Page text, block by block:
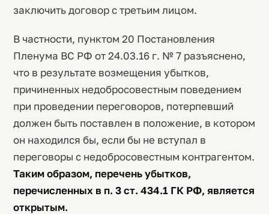
заключить договор с третьим лицом.
В частности, пунктом 20 Постановления
Пленума ВС РФ от 24.03.16 г. № 7 разъяснено,
что в результате возмещения убытков,
причиненных недобросовестным поведением
при проведении переговоров, потерпевший
должен быть поставлен в положение, в котором
он находился бы, если бы не вступал в
переговоры с недобросовестным контрагентом.
Таким образом, перечень убытков,
перечисленных в п. 3 ст. 434.1 ГК РФ, является
открытым.